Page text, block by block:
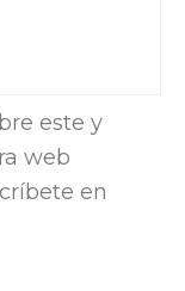
este y
web
en